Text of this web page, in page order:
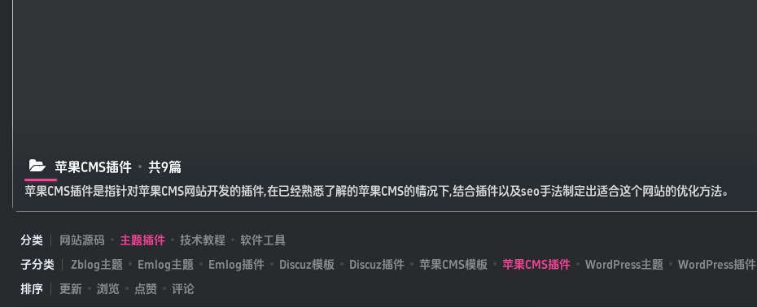
苹果CMS插件 共9篇
苹果CMS插件是指针对苹果CMS网站开发的插件,在已经熟悉了解的苹果CMS的情况下,结合插件以及seo手法制定出适合这个网站的优化方法。
分类 网站源码 主题插件 技术教程
软件工具
子分类
Zblog主题 Emlog主题 Emlog插件 Discuz模板 Discuz插件 苹果CMS模板 苹果CMS插件 WordPress主题 WordPress插件
排序
更新 浏览 点赞 评论